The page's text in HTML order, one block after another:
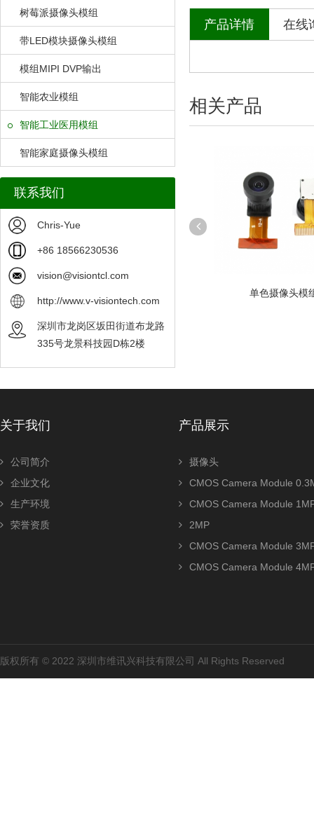
树莓派摄像头模组
带LED模块摄像头模组
模组MIPI DVP输出
智能农业模组
智能工业医用模组
智能家庭摄像头模组
联系我们
Chris-Yue
+86 18566230536
vision@visiontcl.com
http://www.v-visiontech.com
深圳市龙岗区坂田街道布龙路
335号龙景科技园D栋2楼
产品详情 在线
相关产品
定制
OV9281 OV7251
关于我们
公司简介
企业文化
生产环境
荣誉资质
产品展示
摄像头
CMOS Camera Module
CMOS Camera Module
2MP
CMOS Camera Module
CMOS Camera Module
版权所有 © 2022 深圳市维讯兴科技有限公司 All Rights Reserved